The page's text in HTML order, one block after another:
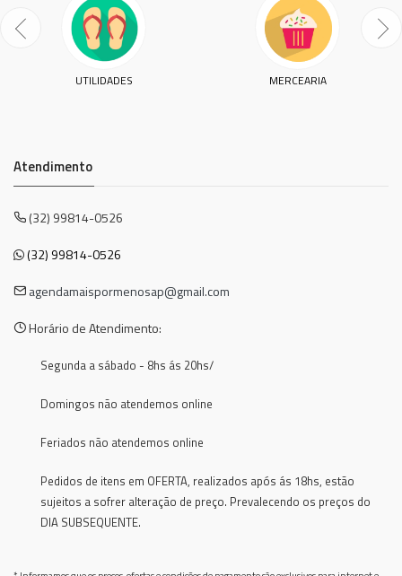
UTILIDADES MERCEARIA
Atendimento
(32) 99814-0526
(32) 99814-0526
agendamaispormenosap@gmail.com
Horário de Atendimento:
Segunda a sábado - 8hs ás 20hs/
Domingos não atendemos online
Feriados não atendemos online
Pedidos de itens em OFERTA, realizados após ás 18hs, estão
sujeitos a sofrer alteração de preço. Prevalecendo os preços do
DIA SUBSEQUENTE.